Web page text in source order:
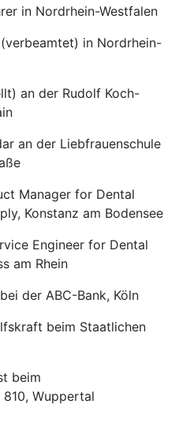
in Nordrhein-Westfalen
in Nordrhein-
an der Rudolf Koch-
an der Liebfrauenschule
Manager for Dental
Konstanz am Bodensee
Engineer for Dental
am Rhein
der ABC-Bank, Köln
beim Staatlichen
beim
Wuppertal